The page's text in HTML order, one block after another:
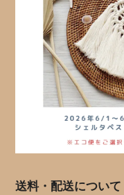
送料・配送について